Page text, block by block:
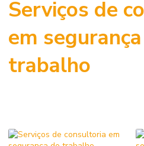
Serviços de
em
trabalho